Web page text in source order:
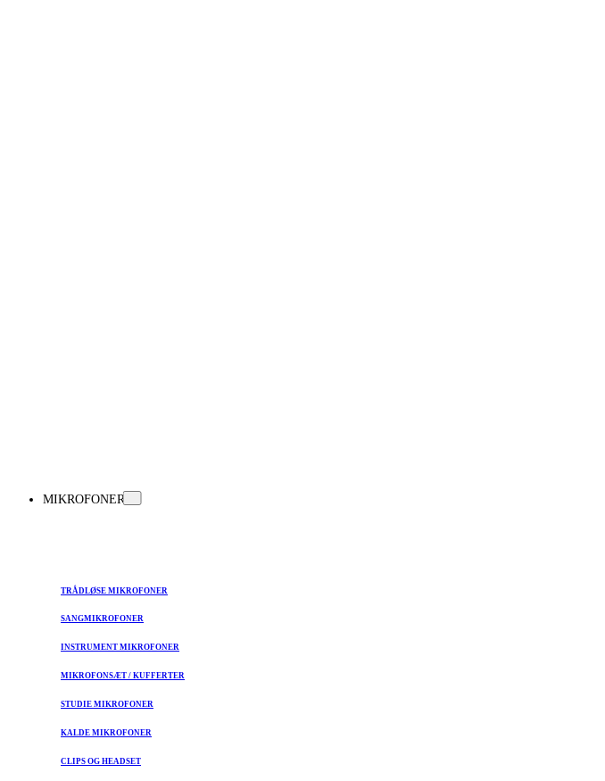
MIKROFONER
TRÅDLØSE MIKROFONER
SANGMIKROFONER
INSTRUMENT MIKROFONER
MIKROFONSÆT / KUFFERTER
STUDIE MIKROFONER
KALDE MIKROFONER
CLIPS OG HEADSET